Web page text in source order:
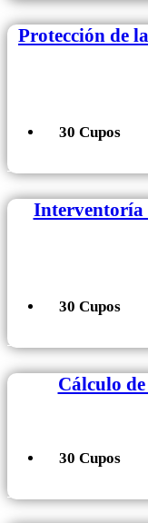
Protección de
30 Cupos
+ Información
Interventoría
30 Cupos
+ Información
Cálculo
30 Cupos
+ Información